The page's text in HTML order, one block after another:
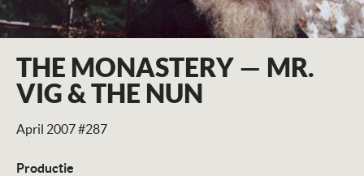
THE MONASTERY — MR.
VIG & THE NUN
April 2007 #287
Productie